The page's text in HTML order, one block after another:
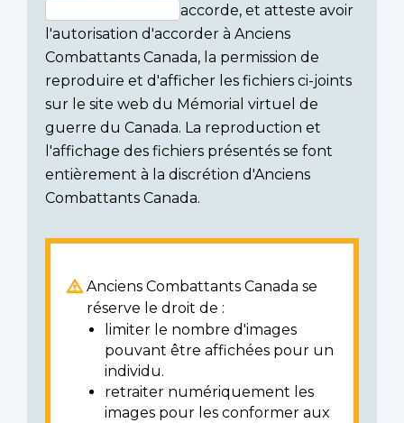
Consent
section
accorde, et atteste avoir
l'autorisation d'accorder à Anciens
Combattants Canada, la permission de
reproduire et d'afficher les fichiers ci-joints
sur le site web du Mémorial virtuel de
guerre du Canada. La reproduction et
l'affichage des fichiers présentés se font
entièrement à la discrétion d'Anciens
Combattants Canada.
Anciens Combattants Canada se
réserve le droit de :
limiter le nombre d'images
pouvant être affichées pour un
individu.
retraiter numériquement les
images pour les conformer aux